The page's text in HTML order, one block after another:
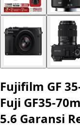
Fujifilm GF
Fuji GF35-
5.6 Garansi